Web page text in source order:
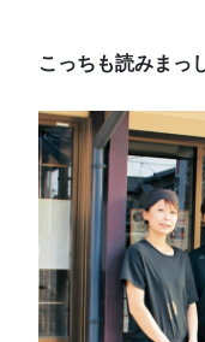
こっちも読みまっ